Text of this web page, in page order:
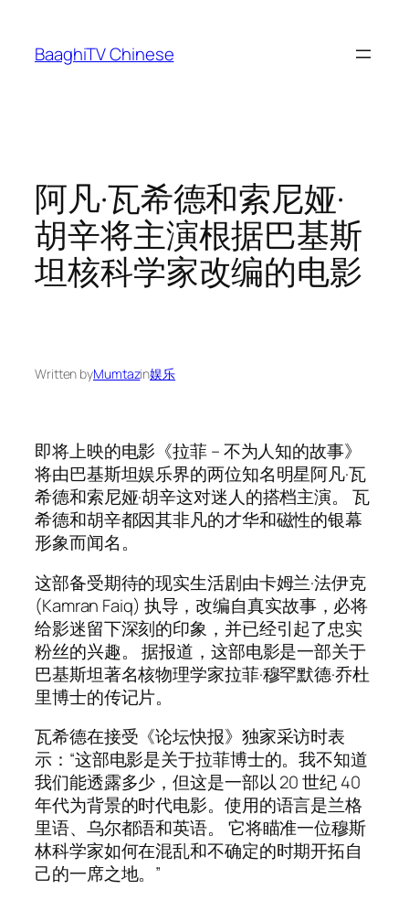
content
BaaghiTV Chinese
阿凡·瓦希德和索尼娅·
胡辛将主演根据巴基斯
坦核科学家改编的电影
Written byMumtazin娱乐
即将上映的电影《拉菲 – 不为人知的故事》
将由巴基斯坦娱乐界的两位知名明星阿凡·瓦
希德和索尼娅·胡辛这对迷人的搭档主演。 瓦
希德和胡辛都因其非凡的才华和磁性的银幕
形象而闻名。
这部备受期待的现实生活剧由卡姆兰·法伊克
(Kamran Faiq) 执导，改编自真实故事，必将
给影迷留下深刻的印象，并已经引起了忠实
粉丝的兴趣。 据报道，这部电影是一部关于
巴基斯坦著名核物理学家拉菲·穆罕默德·乔杜
里博士的传记片。
瓦希德在接受《论坛快报》独家采访时表
示：“这部电影是关于拉菲博士的。我不知道
我们能透露多少，但这是一部以 20 世纪 40
年代为背景的时代电影。使用的语言是兰格
里语、乌尔都语和英语。 它将瞄准一位穆斯
林科学家如何在混乱和不确定的时期开拓自
己的一席之地。”